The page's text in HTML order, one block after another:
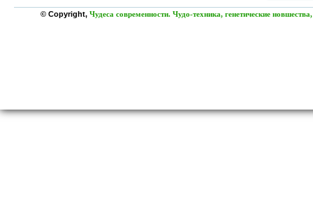
© Copyright, Чудеса современности. Чудо-техника, генетические